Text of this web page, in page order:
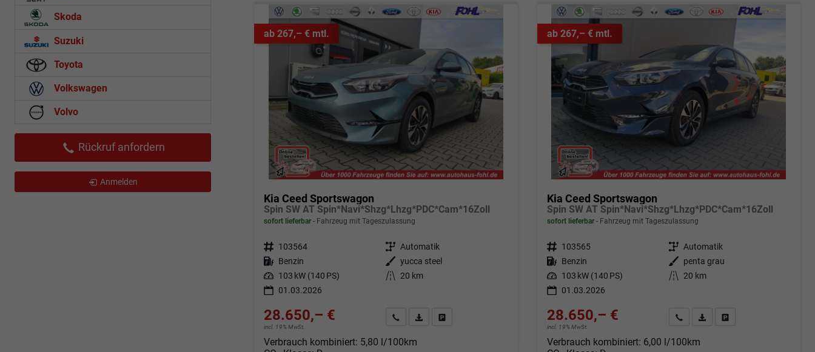
ab 267,– € mtl.
Kia Ceed Sportswagon
Spin SW AT Spin*Navi*Shzg*Lhzg*PDC*Cam*16Zoll
sofort lieferbar Fahrzeug mit Tageszulassung
Fahrzeugnr. 103564 Getriebe Automatik
Kraftstoff Benzin Außenfarbe yucca steel
Leistung 103 kW (140 PS) Kilometerstand 20 km
01.03.2026
28.650,– €
incl. 19% MwSt.
Angebot anfordern
Fahrzeugexpose (PDF)
Verbrauch kombiniert: 5,80 l/100km
ab 267,– € mtl.
Kia Ceed Sportswagon
Spin SW AT Spin*Navi*Shzg*Lhzg*PDC*Cam*16Zoll
sofort lieferbar Fahrzeug mit Tageszulassung
Fahrzeugnr. 103565 Getriebe Automatik
Kraftstoff Benzin Außenfarbe
penta grau
Leistung 103 kW (140 PS) Kilometerstand 20 km
01.03.2026
28.650,– €
incl. 19% MwSt.
Angebot anfordern
Fahrzeugexpose (PDF)
Fahrzeug parken
Verbrauch kombiniert: 6,00 l/100km
Skoda
Suzuki
Toyota
Volkswagen
Volvo
Rückruf anfordern
Anmelden